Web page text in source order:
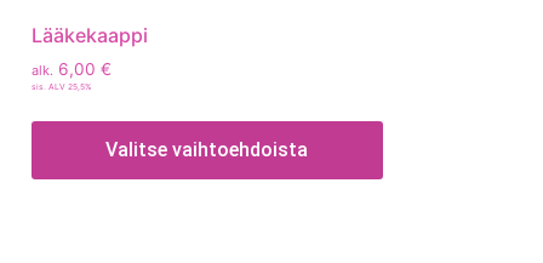
Lääkekaappi
alk. 6,00 €
sis. ALV 25,5%
Valitse vaihtoehdoista